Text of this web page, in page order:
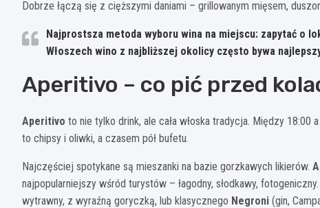
Dobrze łączą się z cięższymi daniami – grillowanym mięsem,
Najprostsza metoda wyboru wina na miejscu: zapytać o
Włoszech wino z najbliższej okolicy często bywa
Aperitivo – co pić przed
Aperitivo to nie tylko drink, ale cała włoska tradycja. Między
to chipsy i oliwki, a czasem pół bufetu.
Najczęściej spotykane są mieszanki na bazie gorzkawych likierów.
najpopularniejszy wśród turystów – łagodny, słodkawy,
wytrawny, z wyraźną goryczką, lub klasycznego Negroni (gin,